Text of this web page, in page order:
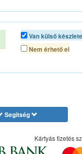
Van külső
Nem érhető el
Segítség
Kártyás fizetés